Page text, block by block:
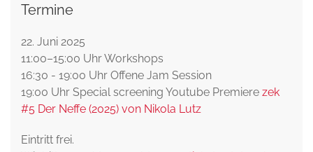
Termine
22. Juni 2025
11:00–15:00 Uhr Workshops
16:30 - 19:00 Uhr Offene Jam Session
19:00 Uhr Special screening Youtube Premiere zek
#5 Der Neffe (2025) von Nikola Lutz
Eintritt frei.